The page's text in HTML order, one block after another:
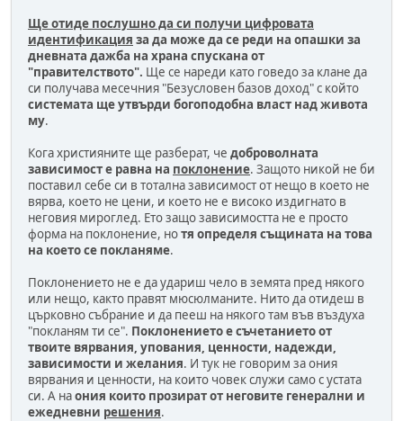
Ще отиде послушно да си получи цифровата
идентификация за да може да се реди на опашки за
дневната дажба на храна спускана от
"правителството". Ще се нареди като говедо за клане да
си получава месечния "Безусловен базов доход" с който
системата ще утвърди богоподобна власт над живота
му.
Кога християните ще разберат, че доброволната
зависимост е равна на поклонение. Защото никой не би
поставил себе си в тотална зависимост от нещо в което не
вярва, което не цени, и което не е високо издигнато в
неговия мироглед. Ето защо зависимостта не е просто
форма на поклонение, нотя определя същината на това
на което се покланяме.
Поклонението не е да удариш чело в земята пред някого
или нещо, както правят мюсюлманите. Нито да отидеш в
църковно събрание и да пееш на някого там във въздуха
"покланям ти се". Поклонението е съчетанието от
твоите вярвания, упования, ценности, надежди,
зависимости и желания. И тук не говорим за ония
вярвания и ценности, на които човек служи само с устата
си. А наония които прозират от неговите генерални и
ежедневни решения.